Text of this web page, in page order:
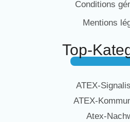
Conditions
Mentions
Top-
ATEX-
ATEX-
Atex-